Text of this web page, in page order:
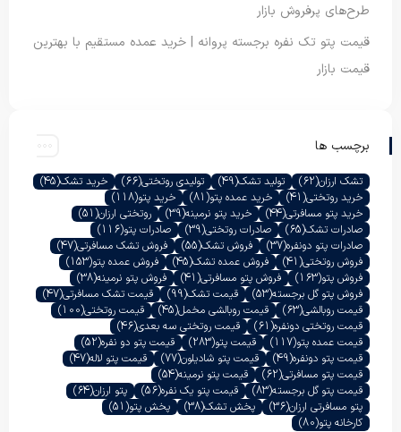
طرح‌های پرفروش بازار
قیمت پتو تک نفره برجسته پروانه | خرید عمده مستقیم با بهترین
قیمت بازار
برچسب ها
تشک ارزان(62) تولید تشک(49) تولیدی روتختی(66) خرید تشک(45)
خرید روتختی(41) خرید عمده پتو(81) خرید پتو(118)
خرید پتو مسافرتی(44) خرید پتو نرمینه(39) روتختی ارزان(51)
صادرات تشک(65) صادرات روتختی(39) صادرات پتو(116)
صادرات پتو دونفره(37) فروش تشک(55) فروش تشک مسافرتی(47)
فروش روتختی(41) فروش عمده تشک(45) فروش عمده پتو(153)
فروش پتو(163) فروش پتو مسافرتی(41) فروش پتو نرمینه(38)
فروش پتو گل برجسته(53) قیمت تشک(99) قیمت تشک مسافرتی(47)
قیمت روبالشی(63) قیمت روبالشی مخمل(45) قیمت روتختی(100)
قیمت روتختی دونفره(61) قیمت روتختی سه بعدی(46)
قیمت عمده پتو(117) قیمت پتو(283) قیمت پتو دو نفره(52)
قیمت پتو دونفره(49) قیمت پتو شادیلون(77) قیمت پتو لاله(47)
قیمت پتو مسافرتی(62) قیمت پتو نرمینه(54)
قیمت پتو گل برجسته(83) قیمت پتو یک نفره(56) پتو ارزان(64)
پتو مسافرتی ارزان(36) پخش تشک(38) پخش پتو(51)
کارخانه پتو(80)